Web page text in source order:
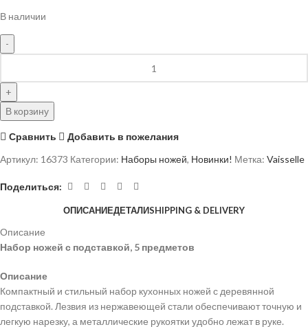
В наличии
В корзину
Сравнить
Добавить в пожелания
Артикул: 16373 Категории: Наборы ножей, Новинки! Метка: Vaisselle
Поделиться:
ОПИСАНИЕДЕТАЛИSHIPPING & DELIVERY
Описание
Набор ножей с подставкой, 5 предметов
Описание
Компактный и стильный набор кухонных ножей с деревянной
подставкой. Лезвия из нержавеющей стали обеспечивают точную и
легкую нарезку, а металлические рукоятки удобно лежат в руке.